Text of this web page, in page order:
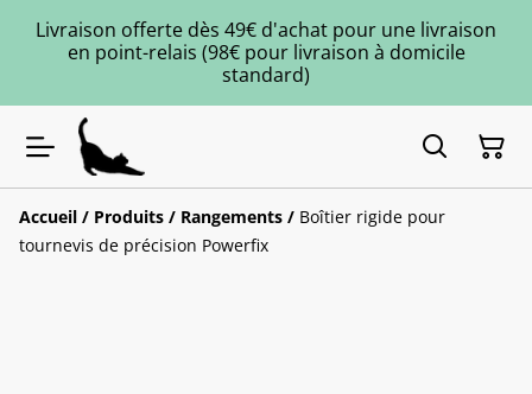
Livraison offerte dès 49€ d'achat pour une livraison
en point-relais (98€ pour livraison à domicile
standard)
Accueil / Produits / Rangements / Boîtier rigide pour
tournevis de précision Powerfix